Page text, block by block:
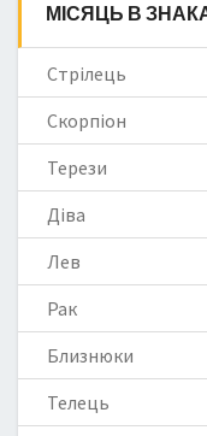
МІСЯЦЬ В
Стрілець
Скорпіон
Терези
Діва
Лев
Рак
Близнюки
Телець